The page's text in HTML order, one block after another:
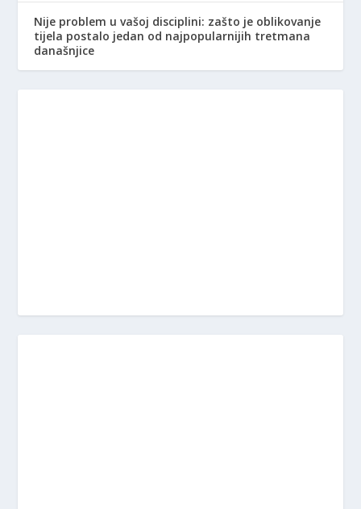
Nije problem u vašoj disciplini: zašto je oblikovanje
tijela postalo jedan od najpopularnijih tretmana
današnjice